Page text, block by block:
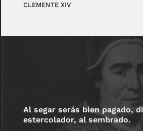
CLEMENTE XIV
Al segar serás bien pagado,
estercolador, al sembrado.